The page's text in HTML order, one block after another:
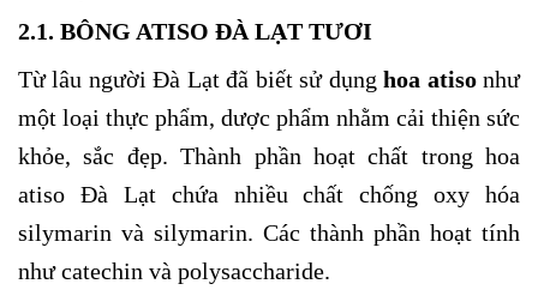
2.1. BÔNG ATISO ĐÀ LẠT TƯƠI
Từ lâu người Đà Lạt đã biết sử dụnghoa atisonhư
một loại thực phẩm, dược phẩm nhằm cải thiện sức
khỏe, sắc đẹp. Thành phần hoạt chất trong hoa
atiso Đà Lạt chứa nhiều chất chống oxy hóa
silymarin và silymarin. Các thành phần hoạt tính
như catechin và polysaccharide.